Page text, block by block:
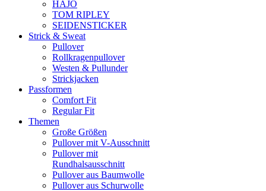
HAJO
TOM RIPLEY
SEIDENSTICKER
Strick & Sweat
Pullover
Rollkragenpullover
Westen & Pullunder
Strickjacken
Passformen
Comfort Fit
Regular Fit
Themen
Große Größen
Pullover mit V-Ausschnitt
Pullover mit
Rundhalsausschnitt
Pullover aus Baumwolle
Pullover aus Schurwolle